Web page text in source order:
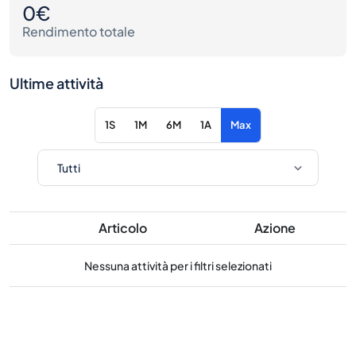
0€
Rendimento totale
Ultime attività
1S 1M 6M 1A Max
Articolo Azione
Nessuna attività per i filtri selezionati